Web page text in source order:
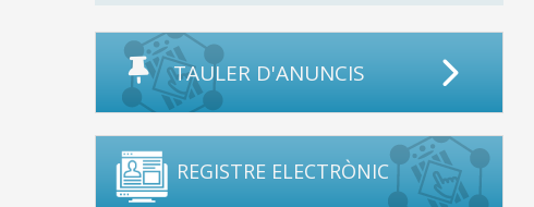
TAULER D'ANUNCIS
REGISTRE ELECTRÒNIC